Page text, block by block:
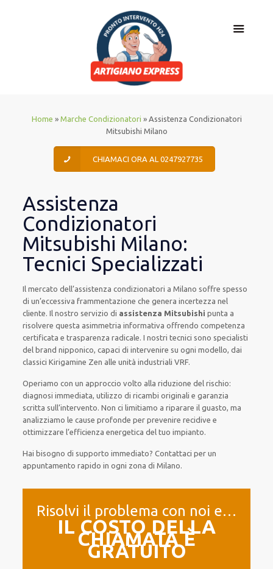
Home » Marche Condizionatori » Assistenza Condizionatori
Mitsubishi Milano
CHIAMACI ORA AL 0247927735
Assistenza
Condizionatori
Mitsubishi Milano:
Tecnici Specializzati
Il mercato dell’assistenza condizionatori a Milano soffre spesso
di un’eccessiva frammentazione che genera incertezza nel
cliente. Il nostro servizio di assistenza Mitsubishi punta a
risolvere questa asimmetria informativa offrendo competenza
certificata e trasparenza radicale. I nostri tecnici sono specialisti
del brand nipponico, capaci di intervenire su ogni modello, dai
classici Kirigamine Zen alle unità industriali VRF.
Operiamo con un approccio volto alla riduzione del rischio:
diagnosi immediata, utilizzo di ricambi originali e garanzia
scritta sull’intervento. Non ci limitiamo a riparare il guasto, ma
analizziamo le cause profonde per prevenire recidive e
ottimizzare l’efficienza energetica del tuo impianto.
Hai bisogno di supporto immediato? Contattaci per un
appuntamento rapido in ogni zona di Milano.
Risolvi il problema con noi e…
IL COSTO DELLA
CHIAMATA È
GRATUITO